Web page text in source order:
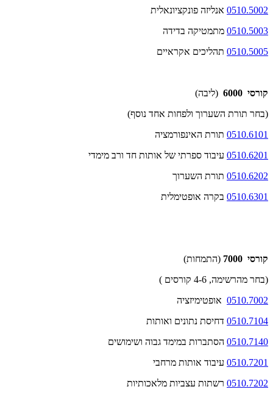
0510.5002 אנליזה פונקציונאלית
0510.5003 מתמטיקה בדידה
0510.5005 תהליכים אקראיים
קורסי 6000
(ליבה)
(בחר תורת השערוך ולפחות אחד נוסף)
0510.6101 תורת האינפורמציה
0510.6201 עיבוד ספרתי של אותות חד ורב מימדי
0510.6202 תורת השערוך
0510.6301 בקרה אופטימלית
קורסי 7000
(התמחות)
(בחר מהרשימה, 4-6 קורסים )
0510.7002 אופטימיזציה
0510.7104 דחיסת נתונים ואותות
0510.7140 הסתברות במימד גבוה ושימושים
0510.7201 עיבוד אותות מרחבי
0510.7202 רשתות עצביות מלאכותיות